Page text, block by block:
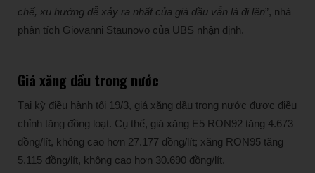
chế, xu hướng dễ xảy ra nhất của giá dầu vẫn là đi lên”, nhà
phân tích Giovanni Staunovo của UBS nhận định.
Giá xăng dầu trong nước
Tại kỳ điều hành tối 19/3, giá xăng dầu trong nước được điều
chỉnh tăng đồng loạt. Cụ thể, giá xăng E5 RON92 tăng 4.673
đồng/lít, không cao hơn 27.177 đồng/lít; xăng RON95 tăng
5.115 đồng/lít, không cao hơn 30.690 đồng/lít.